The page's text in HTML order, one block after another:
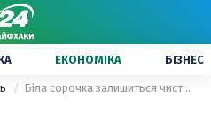
ЕКОНОМІКА БІЗНЕС
Біла сорочка залишиться чистою після 20 прань: дізнайтеся лайфхак